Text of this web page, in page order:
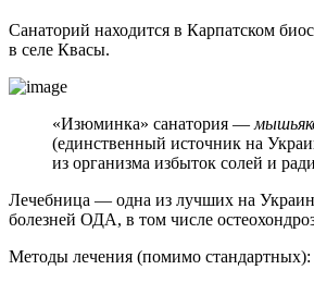
Санаторий находится в Карпатском
в селе Квасы.
«Изюминка» санатория —
(единственный источник на
из организма избыток солей и
Лечебница — одна из лучших на
болезней ОДА, в том числе
Методы лечения (помимо стандартных):